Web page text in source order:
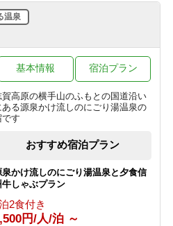
円/人/泊 ～
ト券無料♪
泊2食付き
円/人/泊 ～
族でわいわい和洋室確約！1泊２
泊2食付き
円/人/泊 ～
約即お支払い！キャンセル不可だか
超お得！1泊2食付き フリープラン
12,700円/人/泊 ～
温泉
賀高原の横手山のふもとの国道沿い
ある源泉かけ流しのにごり湯温泉の
です
基本情報 宿泊プラン
おすすめ宿泊プラン
泉かけ流しのにごり湯温泉と夕食信
牛しゃぶプラン
2食付き
円/人/泊 ～